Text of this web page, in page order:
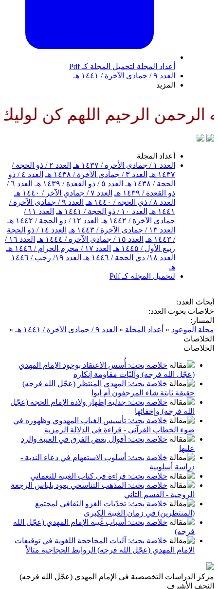
أعداد المجلة لتحميل المجلة كـ Pdf
العدد ٩ / جمادى الآخرة / ١٤٤١ هـ
المزيد
الرحمن الرحيم اللهم كن
أعداد المجلة
العدد ١ / جمادى الأخرة / ١٤٣٧ هـ
العدد ٢ / ذو الحجة /
١٤٣٧ هـ
العدد ٣ / جمادى الآخرة / ١٤٣٨ هـ
العدد ٤ / ذو
الحجة / ١٤٣٨ هـ
العدد ٥ / ذو القعدة / ١٤٣٩ هـ
العدد ٦ /
ذو القعدة / ١٤٣٩ هـ
العدد ٧ / جمادي الآخر / ١٤٤٠ هـ
العدد ٨ / ذي الحجة / ١٤٤٠ هـ
العدد ٩ / جمادى الآخرة /
١٤٤١ هـ
العدد ١٠ / ذو الحجة / ١٤٤١ هـ
العدد ١١ /
جمادى الآخرة / ١٤٤٢ هـ
العدد ١٢ / ذو الحجة / ١٤٤٢ هـ
العدد ١٣ / جمادى الآخرة / ١٤٤٣ هـ
العدد ١٤ / ذو الحجة
/ ١٤٤٣ هـ
العدد ١٥ / جمادى الآخرة / ١٤٤٤ هـ
العدد ١٦ /
ربيع الأول / ١٤٤٥ هـ
العدد ١٧ / محرم الحرام / ١٤٤٦ هـ
العدد ١٨/ ذي الحجة / ١٤٤٦ هـ
العدد ١٩/ رجب / ١٤٤٦
هـ
لتحميل المجلة كـ Pdf
أبحاث العدد:
خلاصات بحوث العدد:
المسار:
مجلة الموعود » أعداد المجلة » العدد ٩ / جمادى الآخرة / ١٤٤١ هـ
»
الخلاصات
الخلاصات
خلاصة بحث: أُسس الاعتقاد بوجود الإمام المهدي
(عجّل الله فرجه) وآليّات مقاومة إنكاره
خلاصة بحث: المهدي المنتظر (عجّل الله فرجه)
حقيقة ثابتة شاء المرجفون أم أبوا
خلاصة بحث: جدلية إظهار ولادة الإمام الحجة (عجّل
الله فرجه) وإخفائها
خلاصة بحث: تأسيس الغياب المهدوي وظهوره في
ضوء الخطاب القرآني - قراءة في الدلالة الرمزية
خلاصة بحث: أقوال بعض الفرق في الغيبة والرد
عليها
خلاصة بحث: أسلوب الاستفهام في دعاء الندبة -
دراسة أسلوبية
خلاصة بحث: قراءة في كتاب الغيبة للنعماني
خلاصة بحث: المذهب التناسخي يعود بلباس الرجعة
الروحية - القسم الثاني
خلاصة بحث: تحدّيات الغزو الثقافي لمجتمع
(المنتظرين) في زمان الغيبة الكبرى
خلاصة بحث: أسباب غَيبة الإمام المهدي (عجّل الله
فرجه)
خلاصة بحث: آليات المحاججة اللغوية في توقيعات
الإمام المهدي (عجّل الله فرجه) الروابط الحجاجية مثالاً
مركز الدراسات التخصصية في الإمام المهدي (عجّل الله فرجه)
النجف الأشرف